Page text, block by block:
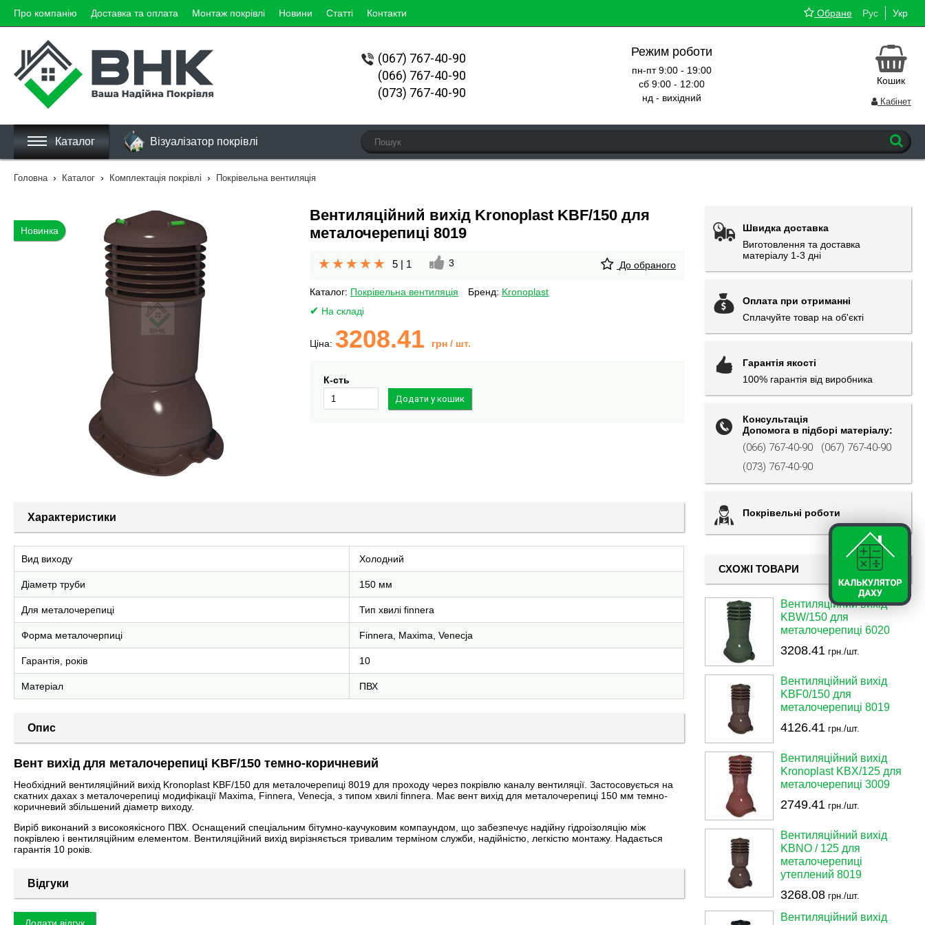
Рус Укр
Обране
Про компанію Доставка та оплата Монтаж покрівлі Новини Статті Контакти
(067) 767-40-90
(066) 767-40-90
(073) 767-40-90
Режим роботи
пн-пт 9:00 - 19:00
сб 9:00 - 12:00
нд - вихідний
Кошик
Кабінет
Каталог Візуалізатор покрівлі
Головна › Каталог › Комплектація покрівлі › Покрівельна вентиляція
Новинка
Вентиляційний вихід Kronoplast KBF/150 для
металочерепиці 8019
5 | 1 3 До обраного
Каталог: Покрівельна вентиляція Бренд: Kronoplast
На складі
Ціна: 3208.41 грн / шт.
К-сть
Характеристики
Вид виходу Холодний
Діаметр труби 150 мм
Для металочерепиці Тип хвилі finnera
Форма металочерпиці Finnera, Maxima, Venecja
Гарантія, років 10
Матеріал ПВХ
Опис
Вент вихід для металочерепиці KBF/150 темно-коричневий
Необхідний вентиляційний вихід Kronoplast KBF/150 для металочерепиці 8019 для проходу через покрівлю каналу вентиляції. Застосовується на
скатних дахах з металочерепиці модифікації Maxima, Finnera, Venecja, з типом хвилі finnera. Має вент вихід для металочерепиці 150 мм темно-
коричневий збільшений діаметр виходу.
Виріб виконаний з високоякісного ПВХ. Оснащений спеціальним бітумно-каучуковим компаундом, що забезпечує надійну гідроізоляцію між
покрівлею і вентиляційним елементом. Вентиляційний вихід вирізняється тривалим терміном служби, надійністю, легкістю монтажу. Надається
гарантія 10 років.
Відгуки
Швидка доставка
Виготовлення та доставка
матеріалу 1-3 дні
Оплата при отриманні
Сплачуйте товар на об'єкті
Гарантія якості
100% гарантія від виробника
Консультація
Допомога в підборі матеріалу:
(066) 767-40-90
(067) 767-40-90
(073) 767-40-90
Покрівельні роботи
СХОЖІ ТОВАРИ
Вентиляційний вихід
KBW/150 для
металочерепиці 6020
3208.41 грн./шт.
Вентиляційний вихід
KBF0/150 для
металочерепиці 8019
4126.41 грн./шт.
Вентиляційний вихід
Kronoplast KBX/125 для
металочерепиці 3009
2749.41 грн./шт.
Вентиляційний вихід
KBNO / 125 для
металочерепиці
утеплений 8019
3268.08 грн./шт.
Вентиляційний вихід